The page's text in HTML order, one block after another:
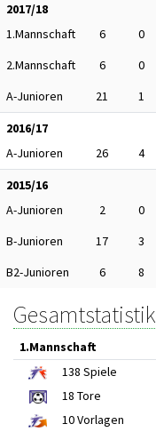
2017/18
1.Mannschaft
6 0
2.Mannschaft
6 0
A-Junioren
21 1
2016/17
A-Junioren
26 4
2015/16
A-Junioren
2 0
B-Junioren
17 3
B2-Junioren
6 8
Gesamtstatistik
1.Mannschaft
138 Spiele
18 Tore
10Vorlagen